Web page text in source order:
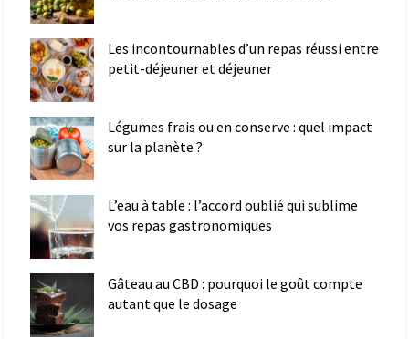
Les incontournables d’un repas réussi entre
petit-déjeuner et déjeuner
Légumes frais ou en conserve : quel impact
sur la planète ?
L’eau à table : l’accord oublié qui sublime
vos repas gastronomiques
Gâteau au CBD : pourquoi le goût compte
autant que le dosage